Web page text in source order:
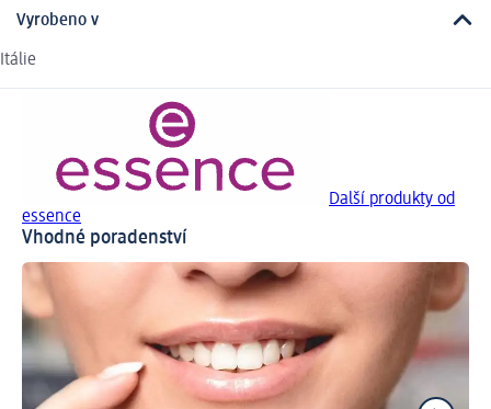
Vyrobeno v
Itálie
Další produkty od
essence
Vhodné poradenství